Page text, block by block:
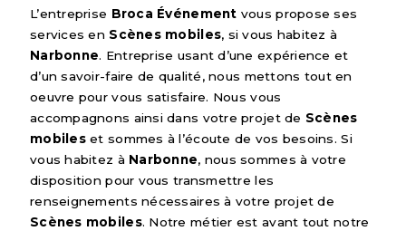
L’entreprise Broca Événement vous propose ses
services en Scènes mobiles, si vous habitez à
Narbonne. Entreprise usant d’une expérience et
d’un savoir-faire de qualité, nous mettons tout en
oeuvre pour vous satisfaire. Nous vous
accompagnons ainsi dans votre projet de Scènes
mobileset sommes à l’écoute de vos besoins. Si
vous habitez à Narbonne, nous sommes à votre
disposition pour vous transmettre les
renseignements nécessaires à votre projet de
Scènes mobiles. Notre métier est avant tout notre